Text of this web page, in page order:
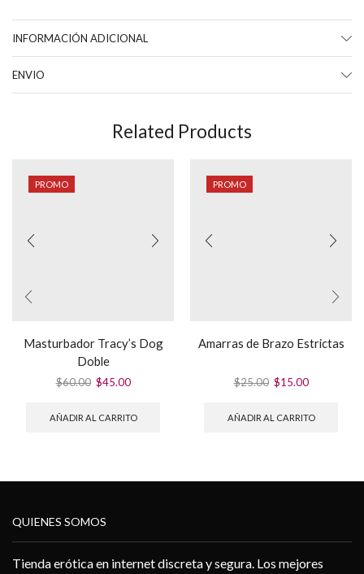
INFORMACIÓN ADICIONAL
ENVIO
Related Products
PROMO
Masturbador Tracy’s Dog
Doble
$60.00 El
original
$45.00El
actual
AÑADIR AL CARRITO
PROMO
Amarras de Brazo Estrictas
$25.00 El
original
$15.00El
actual
AÑADIR AL CARRITO
QUIENES SOMOS
Tienda erótica en internet discreta y segura. Los mejores